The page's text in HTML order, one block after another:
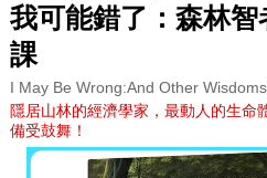
我可能錯了：森林
課
I May Be Wrong:And Other
隱居山林的經濟學家，最動人的生命
備受鼓舞！